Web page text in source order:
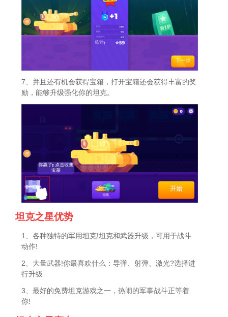
7、并且还有机会获得宝箱，打开宝箱还会获得丰富的奖
励，能够升级强化你的坦克。
坦克之星优势
1、各种独特的军用坦克!坦克和武器升级，可用于战斗
动作!
2、大量武器!你最喜欢什么：导弹、射弹、激光?选择进
行升级
3、最好的免费坦克游戏之一，热闹的军事战斗正等着
你!